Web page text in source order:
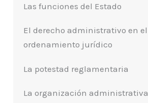
Las funciones del Estado
El derecho administrativo en el
ordenamiento jurídico
La potestad reglamentaria
La organización administrativa